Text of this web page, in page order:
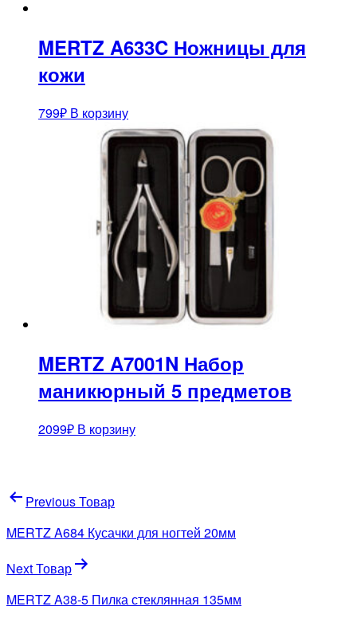
MERTZ A633C Ножницы для
кожи
799₽ В корзину
MERTZ A7001N Набор
маникюрный 5 предметов
2099₽ В корзину
Навигация
по
записям
Previous Товар
MERTZ A684 Кусачки для ногтей 20мм
Next Товар
MERTZ A38-5 Пилка стеклянная 135мм